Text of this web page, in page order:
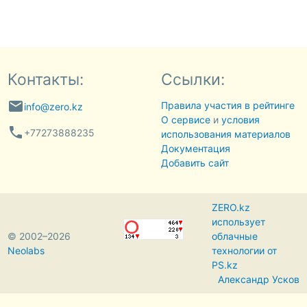
Контакты:
emailinfo@zero.kz
phone +77273888235
Ссылки:
Правила участия в рейтинге
О сервисеи условия
использования материалов
Документация
Добавить сайт
© 2002–2026
Neolabs
ZERO.kz
использует
облачные
технологии от
PS.kz
Александр Усков